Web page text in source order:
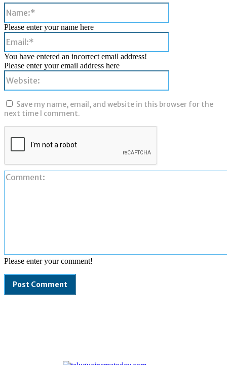
Please enter your comment!
Please enter your name here
You have entered an incorrect email address!
Please enter your email address here
Save my name, email, and website in this browser for the
next time I comment.